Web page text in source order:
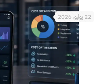
22 يوليو، 2026